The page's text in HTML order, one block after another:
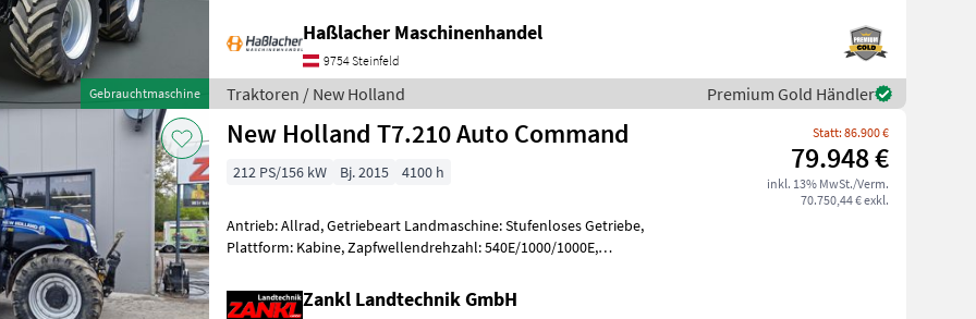
Gebrauchtmaschine
Haßlacher Maschinenhandel
9754 Steinfeld
Traktoren / New Holland Premium Gold Händler
New Holland T7.210 Auto Command Statt: 86.900 €
79.948 €
inkl. 13% MwSt./Verm.
70.750,44 € exkl.
212 PS/156 kW Bj. 2015 4100 h
Antrieb: Allrad, Getriebeart Landmaschine: Stufenloses Getriebe,
Plattform: Kabine, Zapfwellendrehzahl: 540E/1000/1000E,
Zankl Landtechnik GmbH